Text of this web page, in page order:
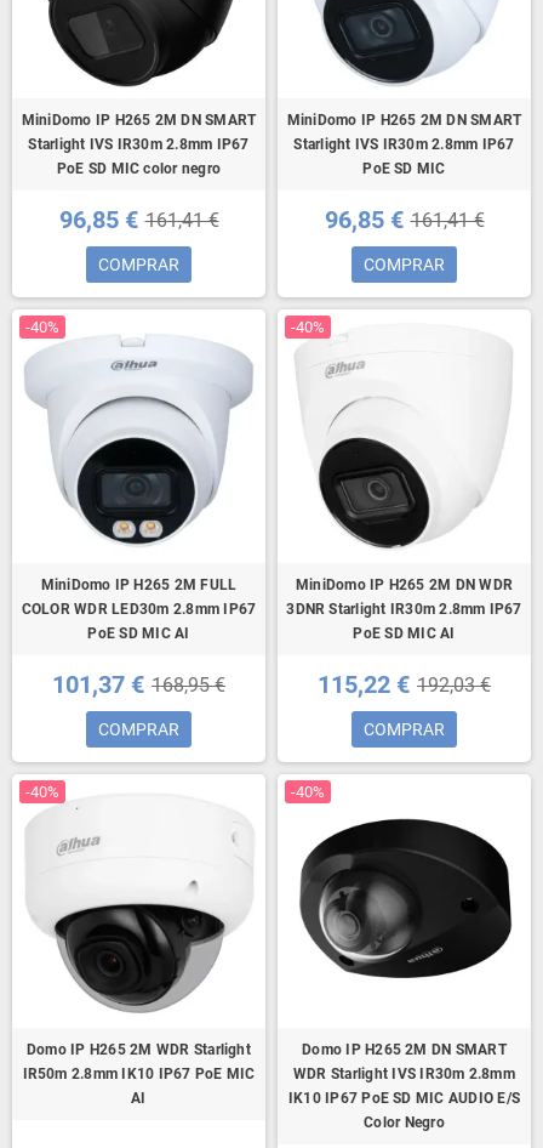
MiniDomo IP H265 2M DN SMART
Starlight IVS IR30m 2.8mm IP67
PoE SD MIC color negro
96,85 € 161,41 €
COMPRAR
MiniDomo IP H265 2M DN SMART
Starlight IVS IR30m 2.8mm IP67
PoE SD MIC
96,85 € 161,41 €
COMPRAR
-40%
MiniDomo IP H265 2M FULL
COLOR WDR LED30m 2.8mm IP67
PoE SD MIC AI
101,37 € 168,95 €
COMPRAR
-40%
MiniDomo IP H265 2M DN WDR
3DNR Starlight IR30m 2.8mm IP67
PoE SD MIC AI
115,22 € 192,03 €
COMPRAR
-40%
Domo IP H265 2M WDR Starlight
IR50m 2.8mm IK10 IP67 PoE MIC
AI
-40%
Domo IP H265 2M DN SMART
WDR Starlight IVS IR30m 2.8mm
IK10 IP67 PoE SD MIC AUDIO E/S
Color Negro